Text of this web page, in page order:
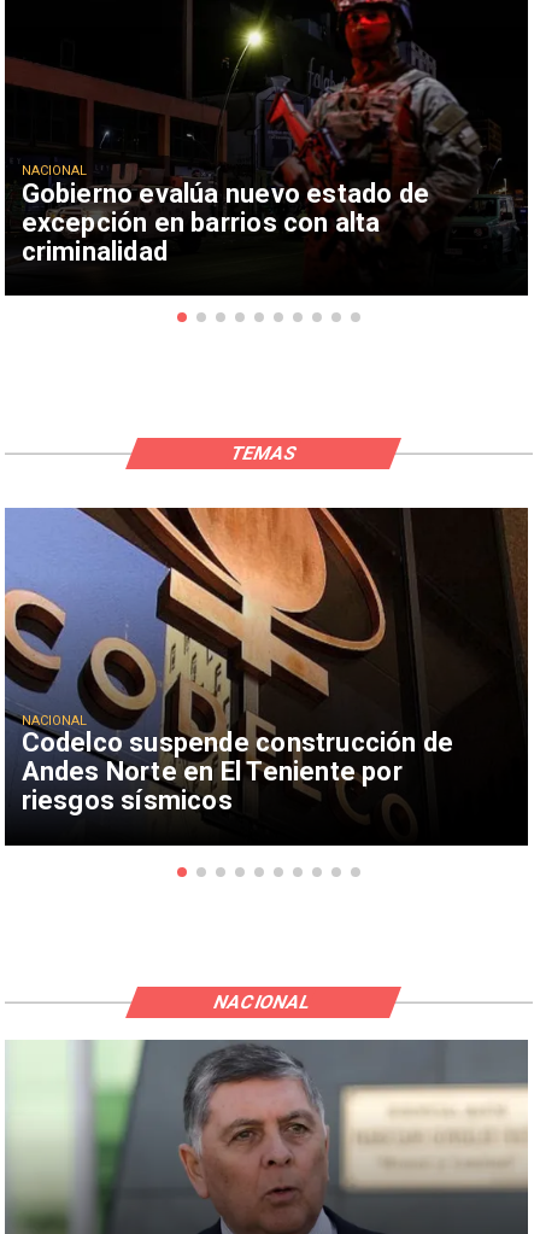
Gobierno evalúa nuevo estado de
excepción en barrios con alta
criminalidad
NACIONAL
Codelco suspende construcción de
Andes Norte en El Teniente por
riesgos sísmicos
NACIONAL
TEMAS
NACIONAL